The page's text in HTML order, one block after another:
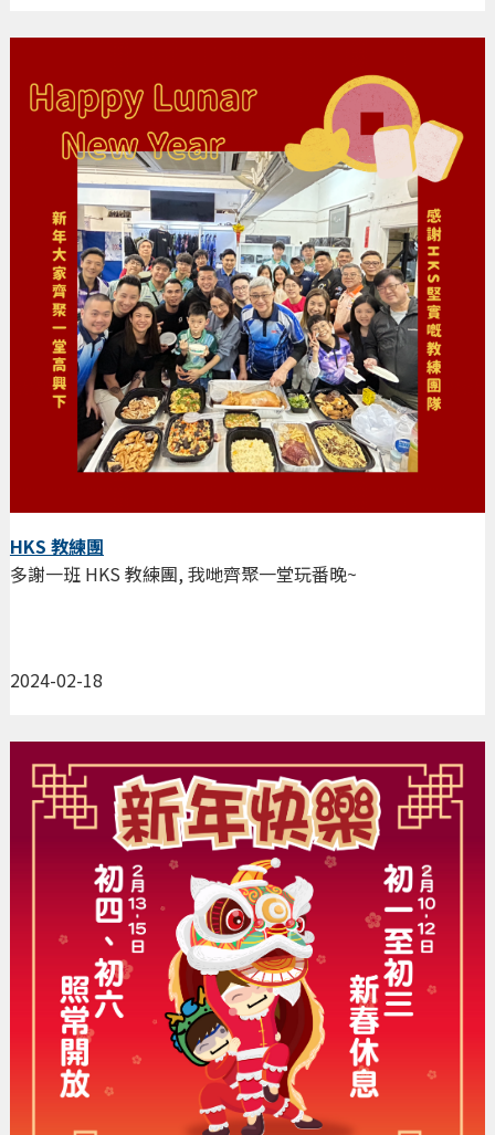
HKS 教練團
2024-02-18
多謝一班 HKS 教練團, 我哋齊聚一堂玩番晚~